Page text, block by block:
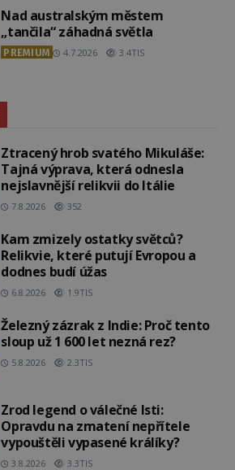
Nad australským městem
„tančila“ záhadná světla
PREMIUM 4.7.2026 3.4TIS
Ztracený hrob svatého Mikuláše:
Tajná výprava, která odnesla
nejslavnější relikvii do Itálie
7.8.2026 352
Kam zmizely ostatky světců?
Relikvie, které putují Evropou a
dodnes budí úžas
6.8.2026 1.9TIS
Železný zázrak z Indie: Proč tento
sloup už 1 600 let nezná rez?
5.8.2026 2.3TIS
Zrod legend o válečné lsti:
Opravdu na zmatení nepřítele
vypouštěli vypasené králíky?
3.8.2026 3.3TIS